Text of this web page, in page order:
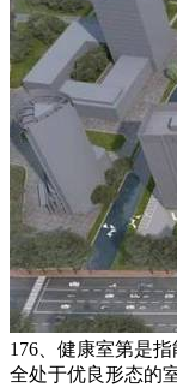
176、健康室第是
全处于优良形态的